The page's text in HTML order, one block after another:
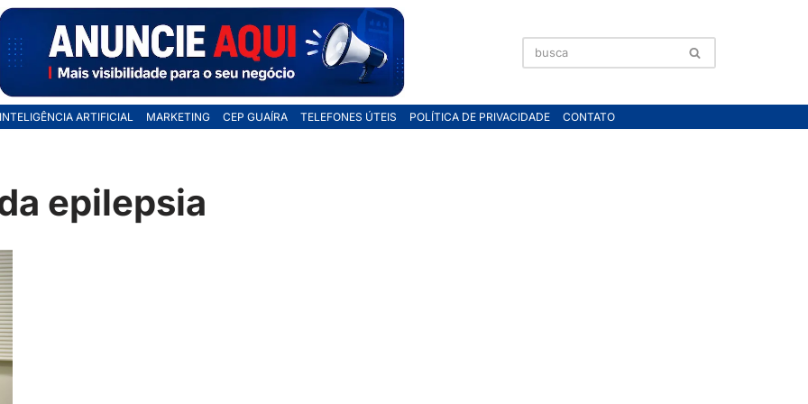
INTELIGÊNCIA ARTIFICIAL MARKETING CEP GUAÍRA TELEFONES ÚTEIS POLÍTICA DE PRIVACIDADE CONTATO
epilepsia